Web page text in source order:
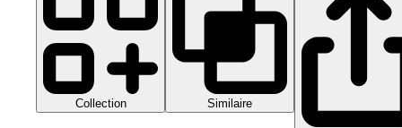
Collection Similaire